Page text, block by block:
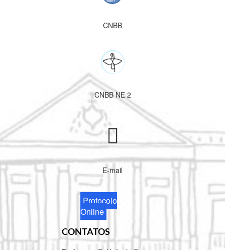
CNBB
CNBB NE 2
E-mail
Protocolo
Online
CONTATOS